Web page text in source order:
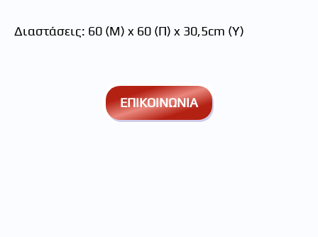
∆ιαστάσεις: 60 (Μ) x 60 (Π) x 30,5cm (Υ)
ΕΠΙΚΟΙΝΩΝΙΑ